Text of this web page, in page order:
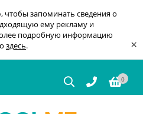
запоминать сведения о
ему рекламу и
подробную информацию
здесь. ×
0